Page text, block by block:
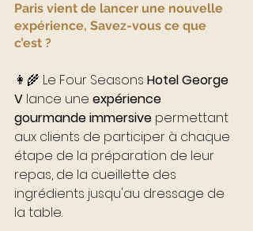
Paris vient de lancer une nouvelle
expérience, Savez-vous ce que
c’est ?
👩‍🌾 Le Four Seasons Hotel George
V lance une expérience
gourmande immersive permettant
aux clients de participer à chaque
étape de la préparation de leur
repas, de la cueillette des
ingrédients jusqu'au dressage de
la table.